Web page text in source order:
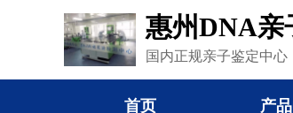
惠州DNA亲
国内正规亲子鉴定中心
首页 产